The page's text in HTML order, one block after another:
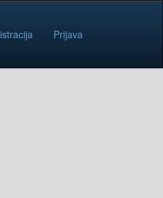
Prijava